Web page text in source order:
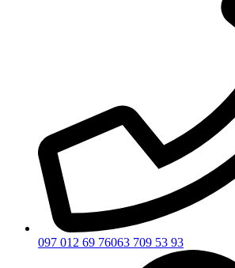
097 012 69 76063 709 53 93